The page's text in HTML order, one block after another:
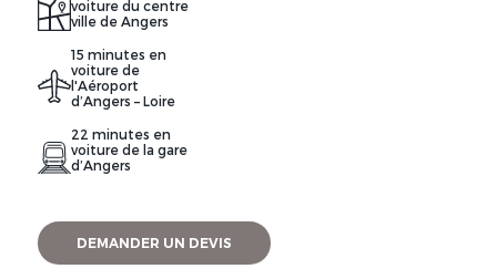
voiture du centre
ville de Angers
15 minutes en
voiture de
l'Aéroport
d’Angers – Loire
22 minutes en
voiture de la gare
d’Angers
DEMANDER UN DEVIS